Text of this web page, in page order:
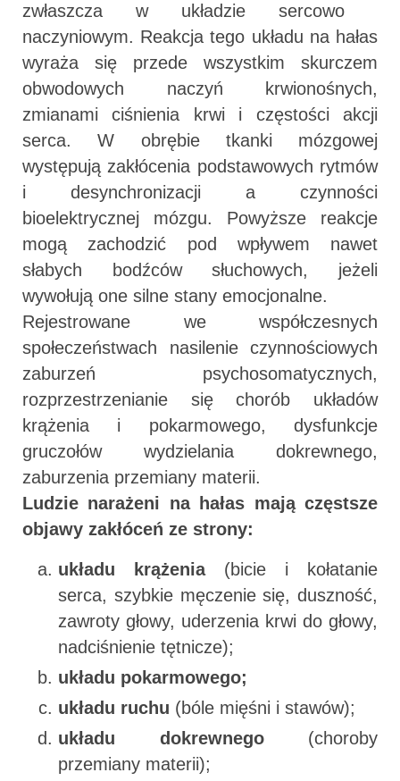
zwłaszcza w układzie sercowo 
naczyniowym. Reakcja tego układu na hałas
wyraża się przede wszystkim skurczem
obwodowych naczyń krwionośnych,
zmianami ciśnienia krwi i częstości akcji
serca. W obrębie tkanki mózgowej
występują zakłócenia podstawowych rytmów
i desynchronizacji a czynności
bioelektrycznej mózgu. Powyższe reakcje
mogą zachodzić pod wpływem nawet
słabych bodźców słuchowych, jeżeli
wywołują one silne stany emocjonalne.
Rejestrowane we współczesnych
społeczeństwach nasilenie czynnościowych
zaburzeń psychosomatycznych,
rozprzestrzenianie się chorób układów
krążenia i pokarmowego, dysfunkcje
gruczołów wydzielania dokrewnego,
zaburzenia przemiany materii.
Ludzie narażeni na hałas mają częstsze
objawy zakłóceń ze strony:
układu krążenia(bicie i kołatanie
serca, szybkie męczenie się, duszność,
zawroty głowy, uderzenia krwi do głowy,
nadciśnienie tętnicze);
układu pokarmowego;
układu ruchu (bóle mięśni i stawów);
układu dokrewnego(choroby
przemiany materii);